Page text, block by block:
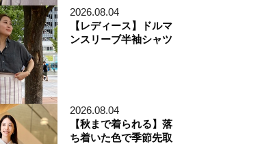
2026.08.04
【レディース】ドルマ
ンスリーブ半袖シャツ
2026.08.04
【秋まで着られる】落
ち着いた色で季節先取